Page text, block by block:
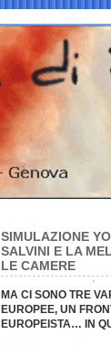
SIMULAZIONE
SALVINI E LA
LE CAMERE
MA CI SONO TRE
EUROPEE, UN
EUROPEISTA… IN